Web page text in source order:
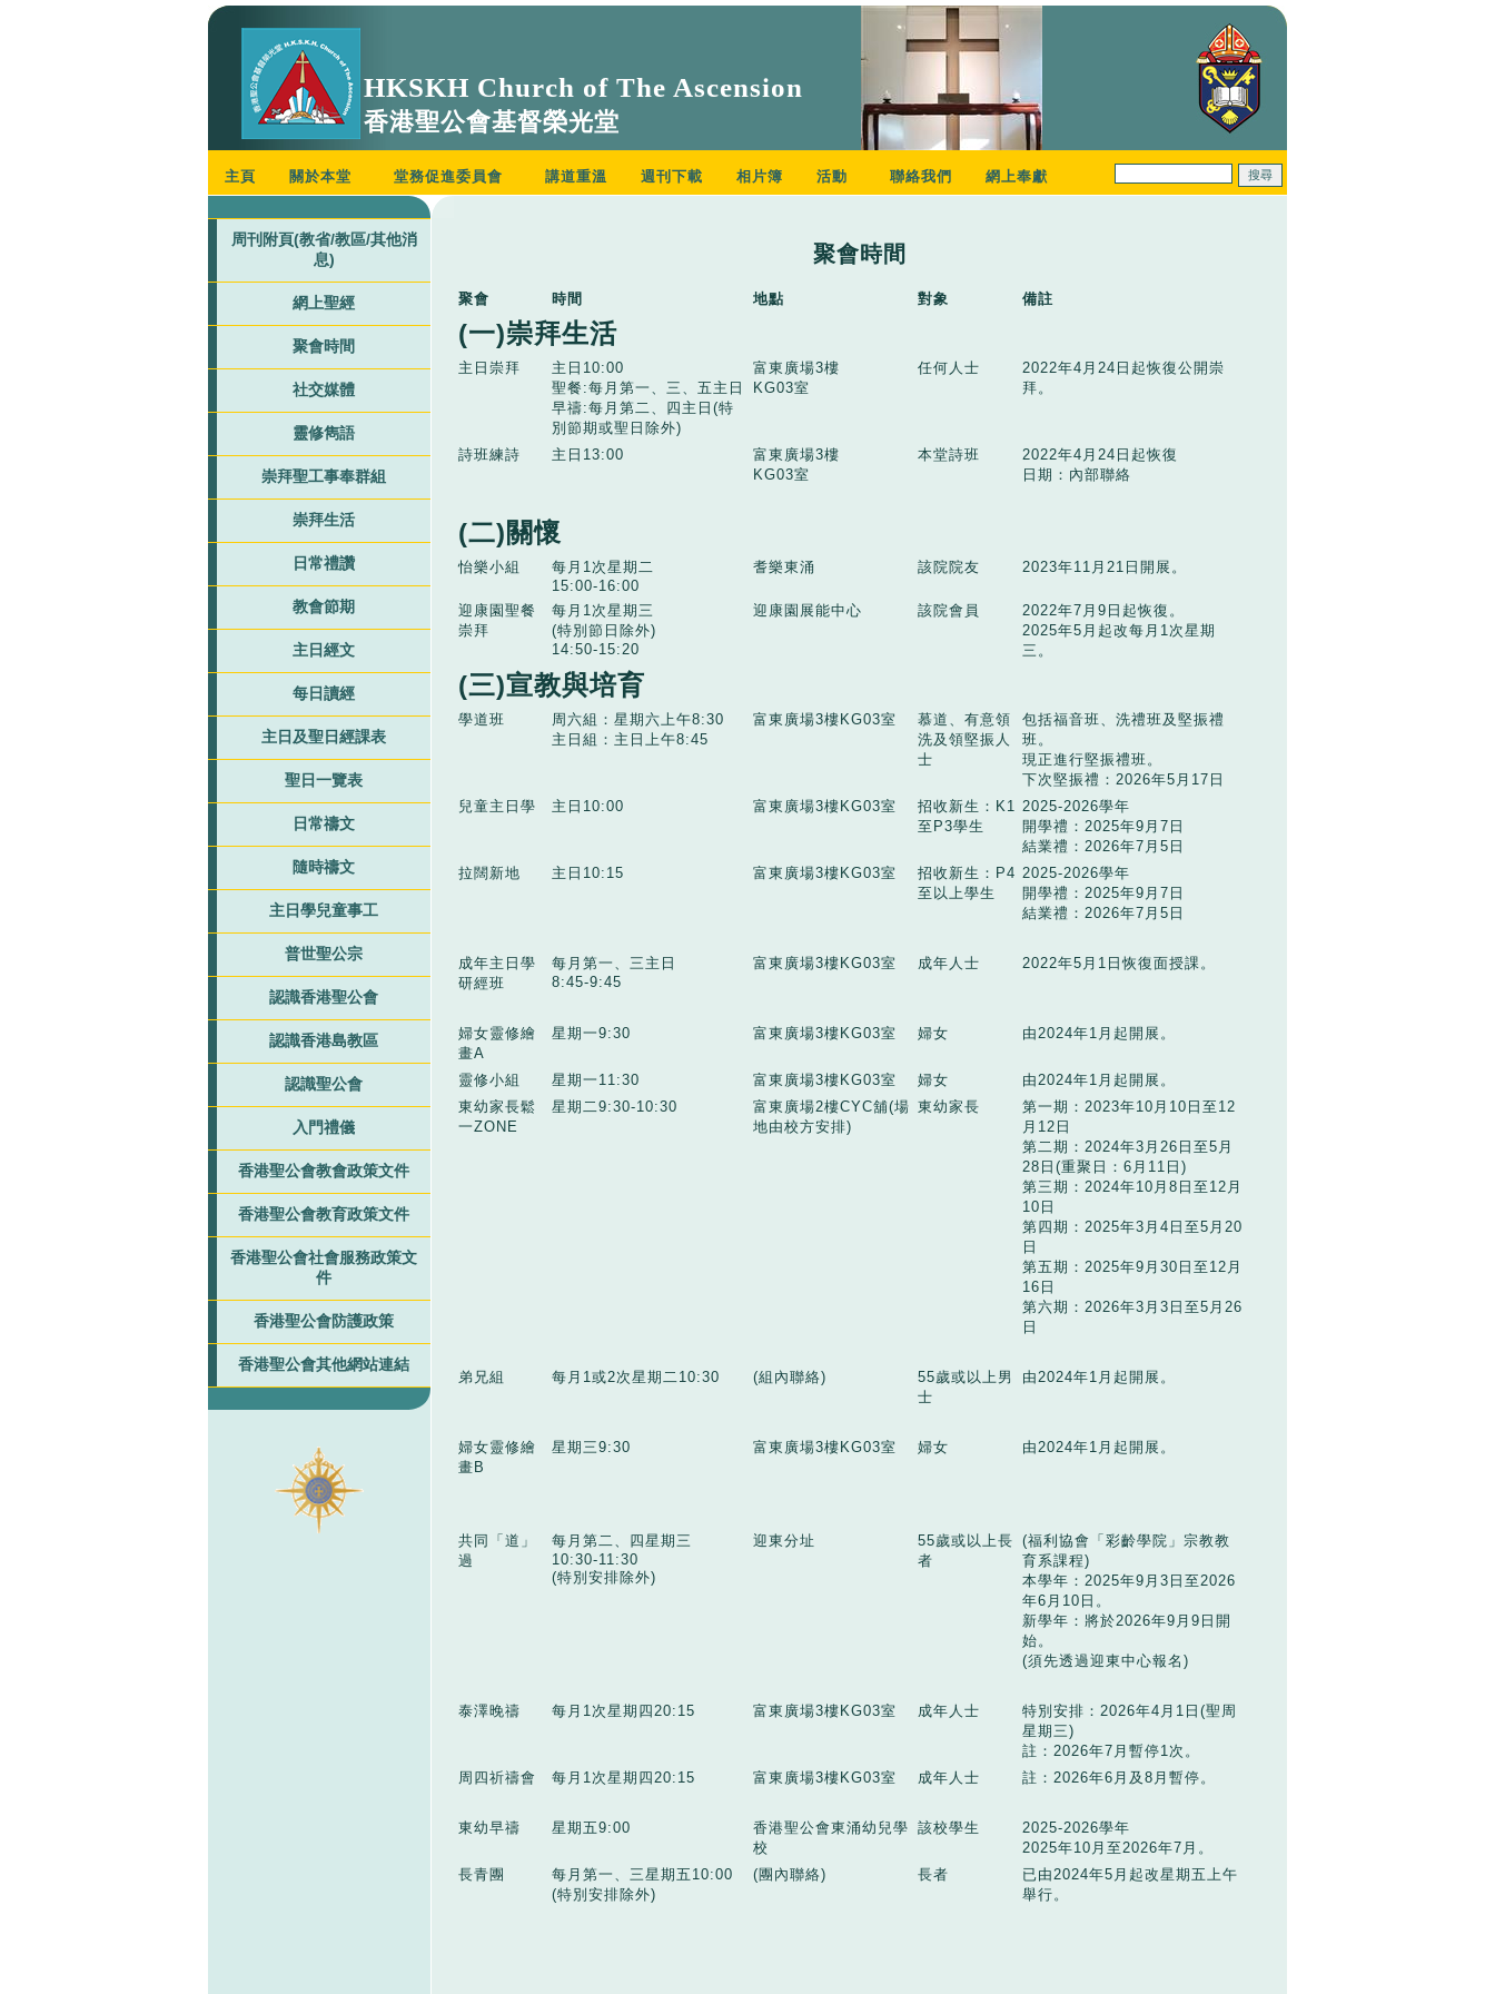
HKSKH Church of The Ascension
香港聖公會基督榮光堂
主頁 關於本堂 堂務促進委員會 講道重溫 週刊下載 相片簿 活動 聯絡我們 網上奉獻
周刊附頁(教省/教區/其他消
息)
網上聖經
聚會時間
社交媒體
靈修雋語
崇拜聖工事奉群組
崇拜生活
日常禮讚
教會節期
主日經文
每日讀經
主日及聖日經課表
聖日一覽表
日常禱文
隨時禱文
主日學兒童事工
普世聖公宗
認識香港聖公會
認識香港島教區
認識聖公會
入門禮儀
香港聖公會教會政策文件
香港聖公會教育政策文件
香港聖公會社會服務政策文
件
香港聖公會防護政策
香港聖公會其他網站連結
聚會時間
聚會 時間 地點 對象 備註
(一)崇拜生活
主日崇拜
主日10:00
聖餐:每月第一、三、五主日
早禱:每月第二、四主日(特
別節期或聖日除外)
富東廣場3樓
KG03室
任何人士
2022年4月24日起恢復公開崇
拜。
詩班練詩 主日13:00
富東廣場3樓
KG03室
本堂詩班
2022年4月24日起恢復
日期：內部聯絡
(二)關懷
怡樂小組
每月1次星期二
15:00-16:00
耆樂東涌 該院院友 2023年11月21日開展。
迎康園聖餐
崇拜
每月1次星期三
(特別節日除外)
14:50-15:20
迎康園展能中心 該院會員
2022年7月9日起恢復。
2025年5月起改每月1次星期
三。
(三)宣教與培育
學道班
周六組：星期六上午8:30
主日組：主日上午8:45
富東廣場3樓KG03室
慕道、有意領
洗及領堅振人
士
包括福音班、洗禮班及堅振禮
班。
現正進行堅振禮班。
下次堅振禮：2026年5月17日
兒童主日學
主日10:00 富東廣場3樓KG03室
招收新生：K1
至P3學生
2025-2026學年
開學禮：2025年9月7日
結業禮：2026年7月5日
拉闊新地
主日10:15 富東廣場3樓KG03室
招收新生：P4
至以上學生
2025-2026學年
開學禮：2025年9月7日
結業禮：2026年7月5日
成年主日學
研經班
每月第一、三主日
8:45-9:45
富東廣場3樓KG03室 成年人士 2022年5月1日恢復面授課。
婦女靈修繪
畫A
星期一9:30 富東廣場3樓KG03室 婦女 由2024年1月起開展。
靈修小組 星期一11:30 富東廣場3樓KG03室 婦女
由2024年1月起開展。
東幼家長鬆
一ZONE
星期二9:30-10:30
富東廣場2樓CYC舖(場
地由校方安排)
東幼家長
第一期：2023年10月10日至12
月12日
第二期：2024年3月26日至5月
28日(重聚日：6月11日)
第三期：2024年10月8日至12月
10日
第四期：2025年3月4日至5月20
日
第五期：2025年9月30日至12月
16日
第六期：2026年3月3日至5月26
日
弟兄組 每月1或2次星期二10:30 (組內聯絡)
55歲或以上男
士
由2024年1月起開展。
婦女靈修繪
畫B
星期三9:30 富東廣場3樓KG03室 婦女 由2024年1月起開展。
共同「道」
過
每月第二、四星期三
10:30-11:30
(特別安排除外)
迎東分址
55歲或以上長
者
(福利協會「彩齡學院」宗教教
育系課程)
本學年：2025年9月3日至2026
年6月10日。
新學年：將於2026年9月9日開
始。
(須先透過迎東中心報名)
泰澤晚禱 每月1次星期四20:15 富東廣場3樓KG03室 成年人士
特別安排：2026年4月1日(聖周
星期三)
註：2026年7月暫停1次。
周四祈禱會
每月1次星期四20:15 富東廣場3樓KG03室 成年人士 註：2026年6月及8月暫停。
東幼早禱 星期五9:00
香港聖公會東涌幼兒學
校
該校學生
2025-2026學年
2025年10月至2026年7月。
長青團
每月第一、三星期五10:00
(特別安排除外)
(團內聯絡) 長者
已由2024年5月起改星期五上午
舉行。